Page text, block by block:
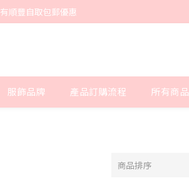
順豐自取包郵優惠
服飾品牌 產品訂購流程 所有商品
商品排序